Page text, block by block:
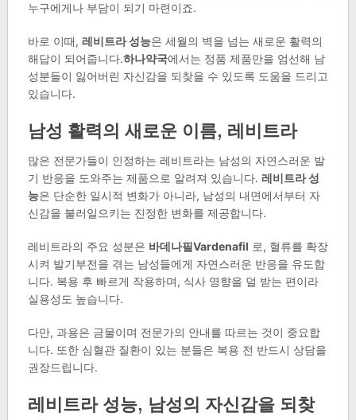
누구에게나 부담이 되기 마련이죠.
바로 이때, 레비트라 성능은 세월의 벽을 넘는 새로운 활력의
해답이 되어줍니다.하나약국에서는 정품 제품만을 엄선해 남
성분들이 잃어버린 자신감을 되찾을 수 있도록 도움을 드리고
있습니다.
남성 활력의 새로운 이름, 레비트라
많은 전문가들이 인정하는 레비트라는 남성의 자연스러운 발
기 반응을 도와주는 제품으로 알려져 있습니다. 레비트라 성
능은 단순한 일시적 변화가 아니라, 남성의 내면에서부터 자
신감을 불러일으키는 진정한 변화를 제공합니다.
레비트라의 주요 성분은 바데나필Vardenafil 로, 혈류를 확장
시켜 발기부전을 겪는 남성들에게 자연스러운 반응을 유도합
니다. 복용 후 빠르게 작용하며, 식사 영향을 덜 받는 편이라
실용성도 높습니다.
다만, 과용은 금물이며 전문가의 안내를 따르는 것이 중요합
니다. 또한 심혈관 질환이 있는 분들은 복용 전 반드시 상담을
권장드립니다.
레비트라 성능, 남성의 자신감을 되찾